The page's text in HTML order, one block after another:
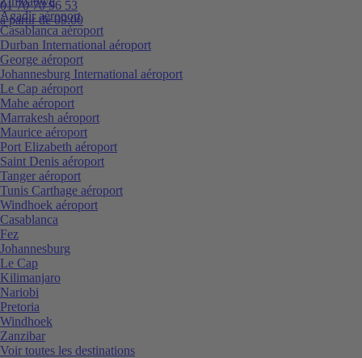
01 70 70 96 53
à partir de 09:00
Agadir aéroport
Casablanca aéroport
Durban International aéroport
George aéroport
Johannesburg International aéroport
Le Cap aéroport
Mahe aéroport
Marrakesh aéroport
Maurice aéroport
Port Elizabeth aéroport
Saint Denis aéroport
Tanger aéroport
Tunis Carthage aéroport
Windhoek aéroport
Casablanca
Fez
Johannesburg
Le Cap
Kilimanjaro
Nariobi
Pretoria
Windhoek
Zanzibar
Voir toutes les destinations